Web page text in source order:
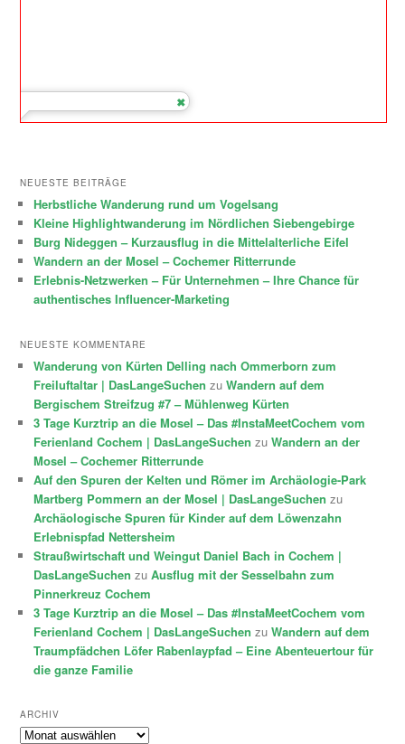
NEUESTE BEITRÄGE
Herbstliche Wanderung rund um Vogelsang
Kleine Highlightwanderung im Nördlichen Siebengebirge
Burg Nideggen – Kurzausflug in die Mittelalterliche Eifel
Wandern an der Mosel – Cochemer Ritterrunde
Erlebnis-Netzwerken – Für Unternehmen – Ihre Chance für
authentisches Influencer-Marketing
NEUESTE KOMMENTARE
Wanderung von Kürten Delling nach Ommerborn zum
Freiluftaltar | DasLangeSuchen zuWandern auf dem
Bergischem Streifzug #7 – Mühlenweg Kürten
3 Tage Kurztrip an die Mosel – Das #InstaMeetCochem vom
Ferienland Cochem | DasLangeSuchen zuWandern an der
Mosel – Cochemer Ritterrunde
Auf den Spuren der Kelten und Römer im Archäologie-Park
Martberg Pommern an der Mosel | DasLangeSuchen zu
Archäologische Spuren für Kinder auf dem Löwenzahn
Erlebnispfad Nettersheim
Straußwirtschaft und Weingut Daniel Bach in Cochem |
DasLangeSuchen zuAusflug mit der Sesselbahn zum
Pinnerkreuz Cochem
3 Tage Kurztrip an die Mosel – Das #InstaMeetCochem vom
Ferienland Cochem | DasLangeSuchen zuWandern auf dem
Traumpfädchen Löfer Rabenlaypfad – Eine Abenteuertour für
die ganze Familie
ARCHIV
Archiv